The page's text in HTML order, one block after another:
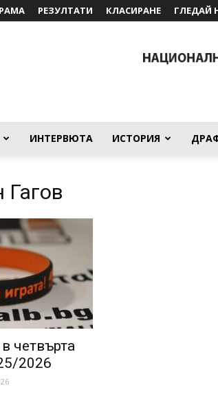
РЕЗУЛТАТИ КЛАСИРАНЕ ГЛЕДАЙ
ИНТЕРВЮТА ИСТОРИЯ
Гагов
четвърта
2026